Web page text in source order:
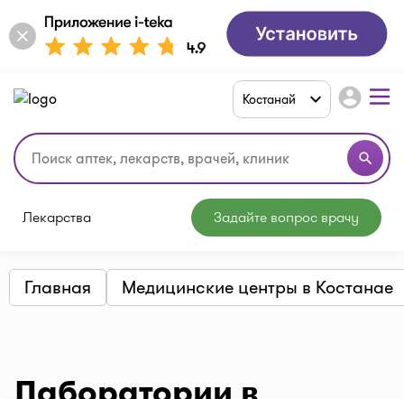
search
Костанай account_circle
Лекарства Задайте вопрос врачу
Главная Медицинские центры в Костанае